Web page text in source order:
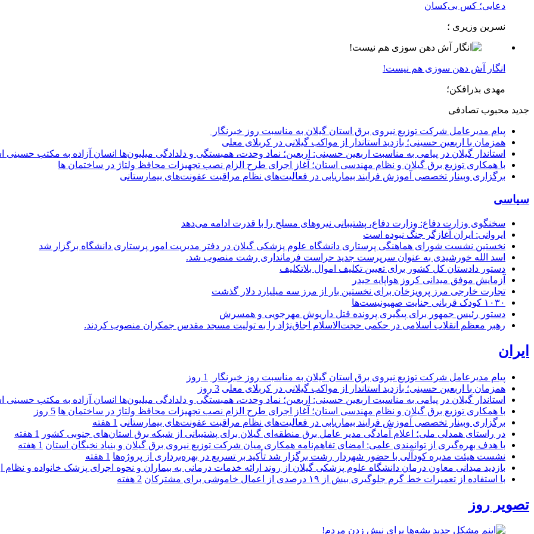
دعایی؛ کس بی‌کسان
نسرین وزیری ؛
انگار آش دهن سوزی هم نیست!
مهدی بذرافکن؛
جدید محبوب تصادفی
پیام مدیرعامل شركت توزیع نیروی برق استان گیلان به مناسبت روز خبرنگار ‌
همزمان با اربعین حسینی؛ بازدید استاندار از مواکب گیلانی در کربلای معلی
استاندار گیلان در پیامی به مناسبت اربعین حسینی: اربعین؛ نماد وحدت، همبستگی و دلدادگی میلیون‌ها انسان آزاده به مکتب
با همکاری توزیع برق گیلان و نظام مهندسی استان؛ آغاز اجرای طرح الزام نصب تجهیزات محافظ ولتاژ در ساختمان ها
برگزاری وبینار تخصصی آموزش فرایند بیماریابی در فعالیت‌های نظام مراقبت عفونت‌های بیمارستانی
سیاسی
سخنگوی وزارت دفاع: وزارت دفاع، پشتیبانی نیرو‌های مسلح را با قدرت ادامه می‌دهد
ایروانی: ایران آغازگر جنگ نبوده است
نخستین نشست شورای هماهنگی پرستاری دانشگاه علوم پزشکی گیلان در دفتر مدیریت امور پرستاری دانشگاه برگزار شد
اسد الله خورشیدی به عنوان سرپرست جدید حراست فرمانداری رشت منصوب شد.
دستور دادستان کل کشور برای تعیین تکلیف اموال بلاتکلیف
آزمایش موفق میدانی کروز هواپایه حیدر
تجارت خارجی مرز پرویزخان برای نخستین بار از مرز سه میلیارد دلار گذشت
۱۰۳۰ کودک قربانی جنایت صهیونیست‌ها
دستور رئیس جمهور برای پیگیری پرونده قتل داریوش مهرجویی و همسرش
رهبر معظم انقلاب اسلامی در حکمی حجت‌الاسلام اجاق‌نژاد را به تولیت مسجد مقدس جمکران منصوب کردند.
ایران
پیام مدیرعامل شركت توزیع نیروی برق استان گیلان به مناسبت روز خبرنگار ‌
1 روز
همزمان با اربعین حسینی؛ بازدید استاندار از مواکب گیلانی در کربلای معلی 3 روز
استاندار گیلان در پیامی به مناسبت اربعین حسینی: اربعین؛ نماد وحدت، همبستگی و دلدادگی میلیون‌ها انسان آزاده به مکتب
با همکاری توزیع برق گیلان و نظام مهندسی استان؛ آغاز اجرای طرح الزام نصب تجهیزات محافظ ولتاژ در ساختمان ها 5 روز
برگزاری وبینار تخصصی آموزش فرایند بیماریابی در فعالیت‌های نظام مراقبت عفونت‌های بیمارستانی 1 هفته
در راستای همدلی ملی؛ اعلام آمادگی مدیر عامل برق منطقه‌ای گیلان برای پشتیبانی از شبكه برق استان‌های جنوبی كشور
1 هفته
با هدف بهره‌گیری از توانمندی علمی: امضای تفاهم‌نامه همكاری میان شركت توزیع نیروی برق گیلان و بنیاد نخبگان استان 1 هفته
نشست هیئت مدیره کودآلی با حضور شهردار رشت برگزار شد تأکید بر تسریع در بهره‌برداری از پروژه‌ها 1 هفته
بازدید میدانی معاون درمان دانشگاه علوم پزشکی گیلان از روند ارائه خدمات درمانی به بیماران و نحوه اجرای پزشک خانواده و
با استفاده از تعمیرات خط گرم جلوگیری بیش از ۱۹ درصدی از اعمال خاموشی برای مشتركان
2 هفته
تصویر روز